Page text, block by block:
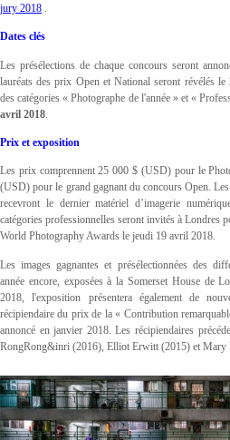
jury 2018 .
Dates clés
Les présélections de chaque concours seront
lauréats des prix Open et National seront révélés le
des catégories « Photographe de l'année » et «
avril 2018
Prix et exposition
Les prix comprennent 25 000 $ (USD) pour le
(USD) pour le grand gagnant du concours Open. Les
recevront le dernier matériel d’imagerie
catégories professionnelles seront invités à Londres
World Photography Awards le jeudi 19 avril 2018.
Les images gagnantes et présélectionnées des
année encore, exposées à la Somerset House de
2018, l'exposition présentera également de
récipiendaire du prix de la « Contribution
annoncé en janvier 2018. Les récipiendaires
RongRong&inri (2016), Elliot Erwitt (2015) et Mary